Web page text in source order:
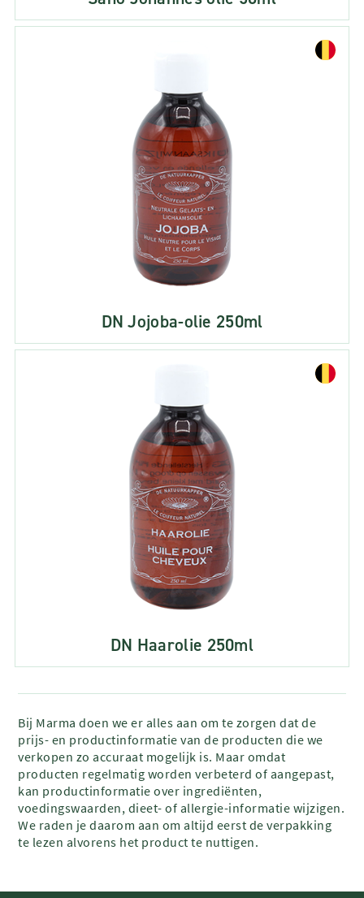
DN Jojoba-olie 250ml
DN Haarolie 250ml
Bij Marma doen we er alles aan om te zorgen dat de
prijs- en productinformatie van de producten die we
verkopen zo accuraat mogelijk is. Maar omdat
producten regelmatig worden verbeterd of aangepast,
kan productinformatie over ingrediënten,
voedingswaarden, dieet- of allergie-informatie wijzigen.
We raden je daarom aan om altijd eerst de verpakking
te lezen alvorens het product te nuttigen.